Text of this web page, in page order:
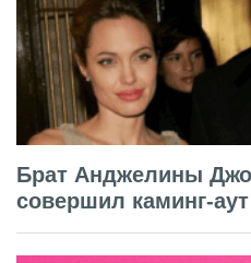
Брат Анджелины
совершил каминг-аут